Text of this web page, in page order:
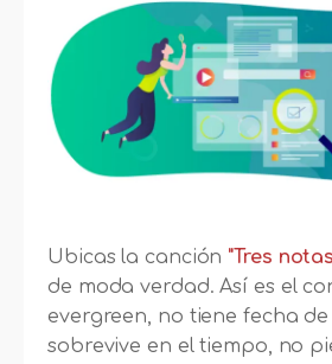
Ubicas la canción "Tres
de moda verdad. Así es el
evergreen, no tiene fecha
sobrevive en el tiempo, no